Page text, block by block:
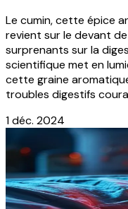
Le cumin, cette épice
revient sur le devant
surprenants sur la
scientifique met en
cette graine
troubles digestifs
1 déc. 2024